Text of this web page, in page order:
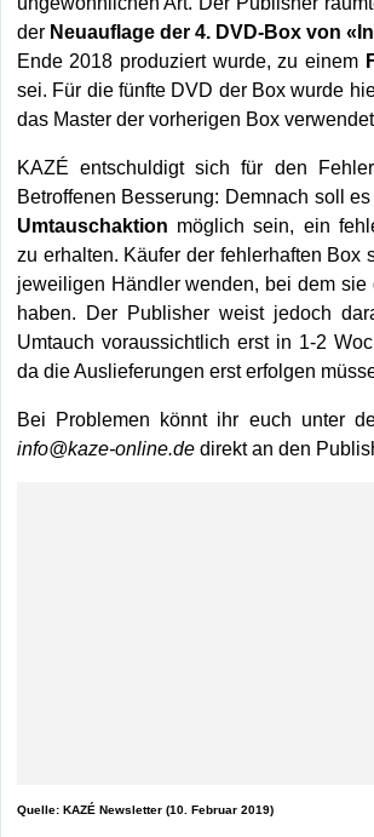
der Neuauflage der 4. DVD-Box von
Ende 2018 produziert wurde, zu einem
sei. Für die fünfte DVD der Box wurde
das Master der vorherigen Box
KAZÉ entschuldigt sich für den
Betroffenen Besserung: Demnach soll
Umtauschaktion möglich sein, ein
zu erhalten. Käufer der fehlerhaften Box
jeweiligen Händler wenden, bei dem sie
haben. Der Publisher weist jedoch
Umtauch voraussichtlich erst in 1-2
da die Auslieferungen erst erfolgen
Bei Problemen könnt ihr euch unter
info@kaze-online.dedirekt an den
Quelle: KAZÉ Newsletter (10. Februar 2019)